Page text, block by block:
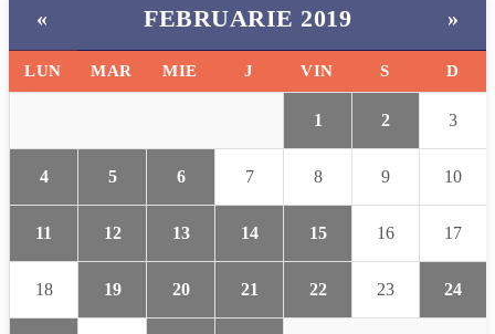
« FEBRUARIE 2019 »
LUN MAR MIE J VIN S D
1 2 3
4 5 6 7 8 9 10
11 12 13 14 15 16 17
18 19 20 21 22 23 24